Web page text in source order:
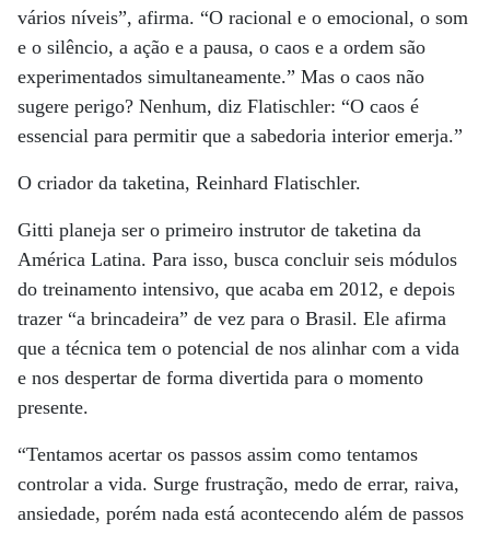
vários níveis”, afirma. “O racional e o emocional, o som
e o silêncio, a ação e a pausa, o caos e a ordem são
experimentados simultaneamente.” Mas o caos não
sugere perigo? Nenhum, diz Flatischler: “O caos é
essencial para permitir que a sabedoria interior emerja.”
O criador da taketina, Reinhard Flatischler.
Gitti planeja ser o primeiro instrutor de taketina da
América Latina. Para isso, busca concluir seis módulos
do treinamento intensivo, que acaba em 2012, e depois
trazer “a brincadeira” de vez para o Brasil. Ele afirma
que a técnica tem o potencial de nos alinhar com a vida
e nos despertar de forma divertida para o momento
presente.
“Tentamos acertar os passos assim como tentamos
controlar a vida. Surge frustração, medo de errar, raiva,
ansiedade, porém nada está acontecendo além de passos